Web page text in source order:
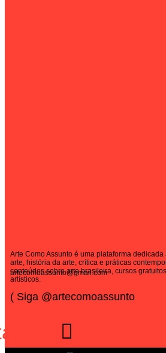
Arte Como Assunto é uma plataforma
arte, história da arte, crítica e práticas
conteúdos sobre arte brasileira, cursos
artísticos.
artecomoassunto@gmail.com
( Siga @artecomoassunto